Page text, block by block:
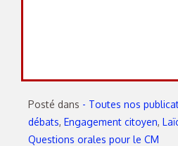
Posté dans - Toutes nos
débats, Engagement citoyen,
Questions orales pour le CM